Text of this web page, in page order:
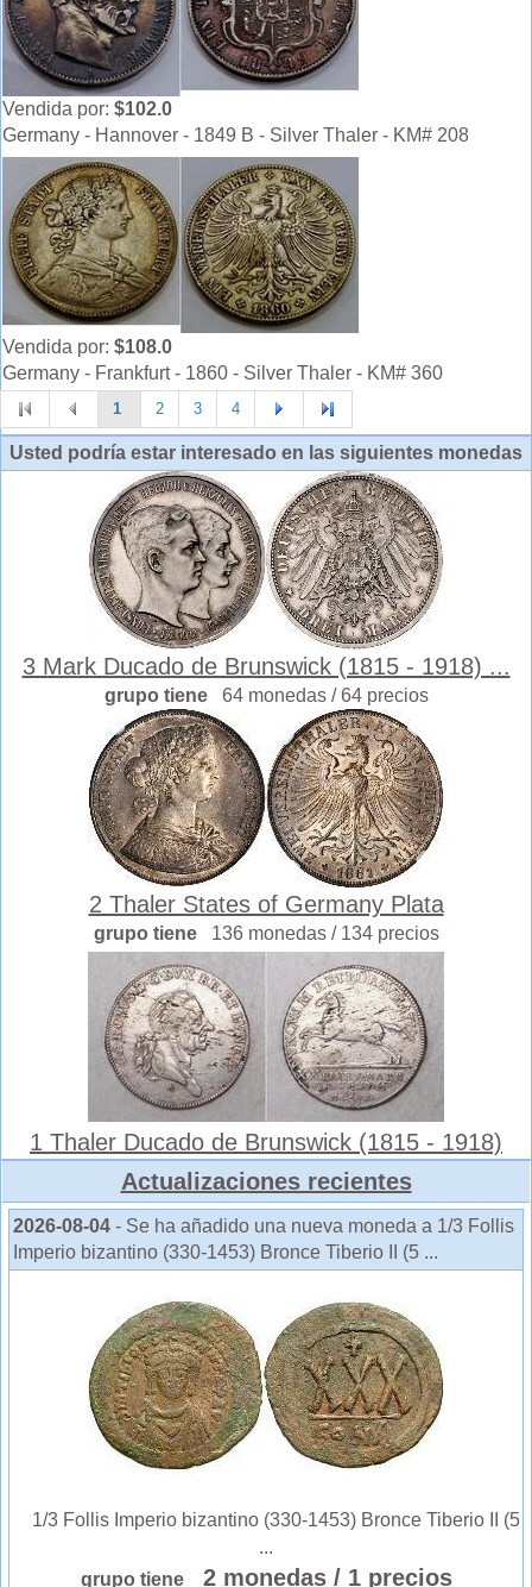
Vendida por: $102.0
Germany - Hannover - 1849 B - Silver Thaler - KM# 208
Vendida por: $108.0
Germany - Frankfurt - 1860 - Silver Thaler - KM# 360
1 2 3 4
Usted podría estar interesado en las siguientes monedas
3 Mark Ducado de Brunswick (1815 - 1918) ...
grupo tiene 64 monedas / 64 precios
2 Thaler States of Germany Plata
grupo tiene 136 monedas / 134 precios
1 Thaler Ducado de Brunswick (1815 - 1918)
Actualizaciones recientes
2026-08-04 - Se ha añadido una nueva moneda a 1/3 Follis
Imperio bizantino (330-1453) Bronce Tiberio II (5 ...
1/3 Follis Imperio bizantino (330-1453) Bronce Tiberio II (5
...
grupo tiene
2 monedas / 1 precios